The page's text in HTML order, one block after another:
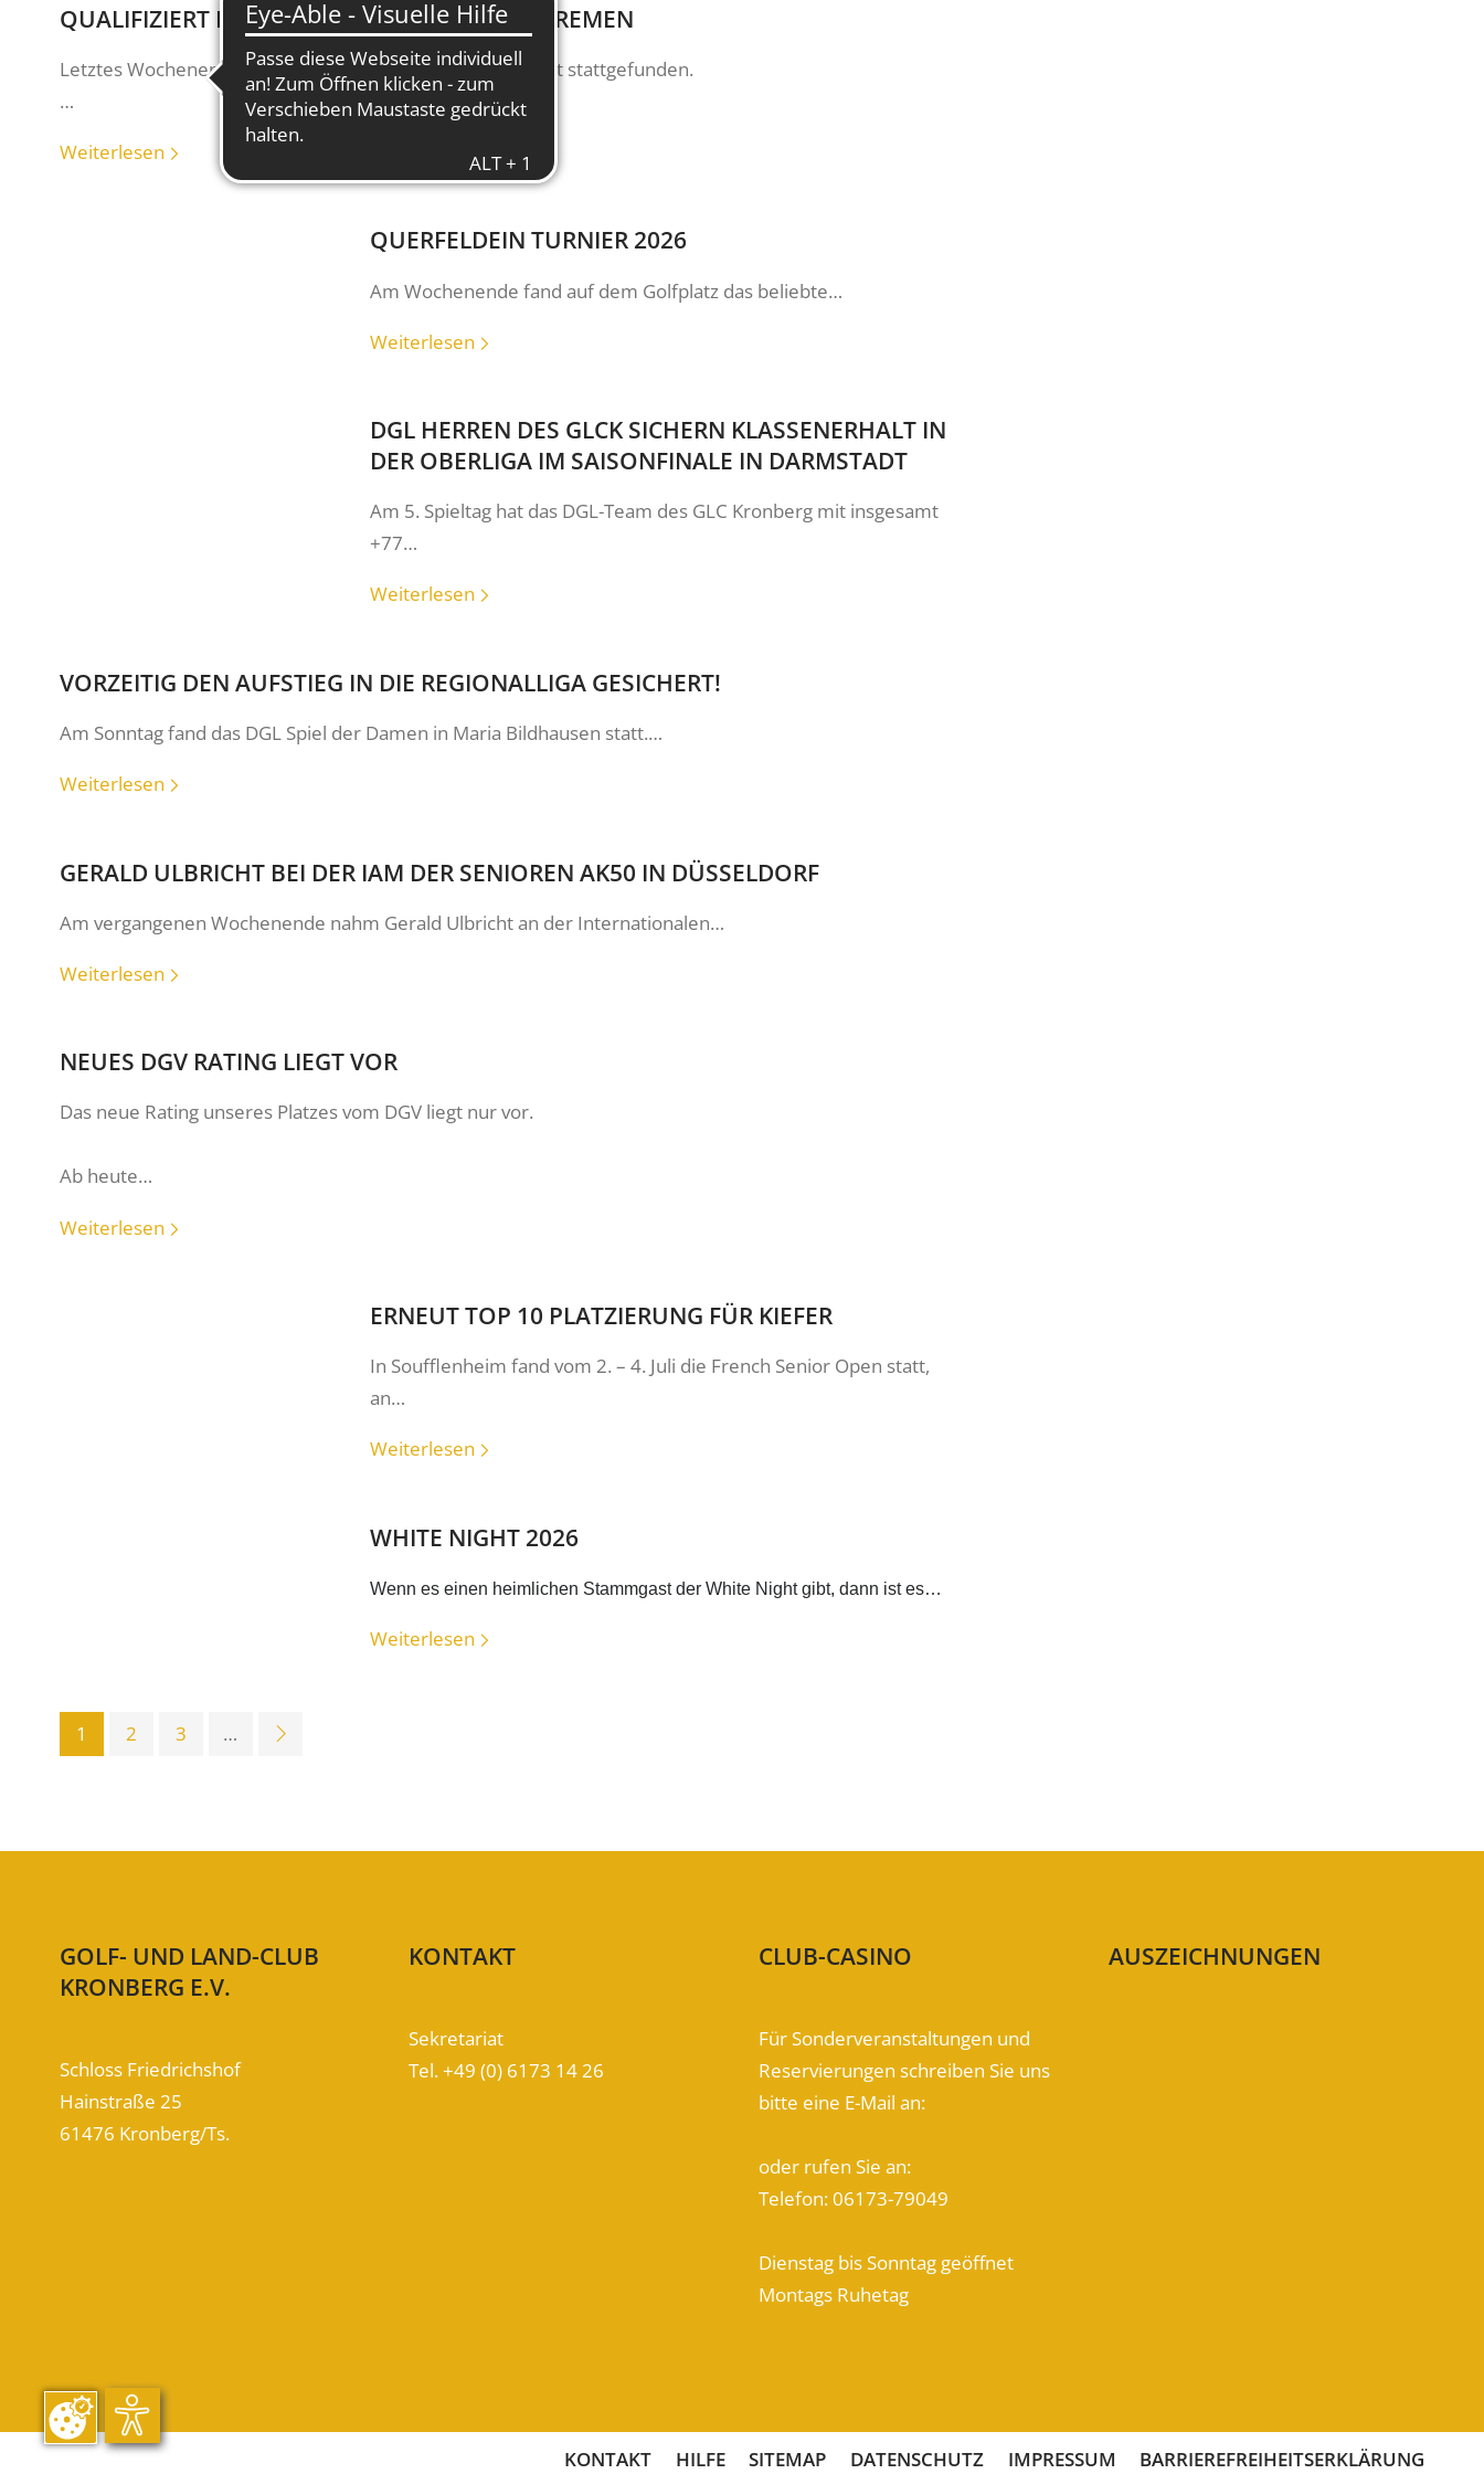
QUALIFIZIERT FÜR DAS DM AK 14 FINALE IN BREMEN
Letztes Wochenende hatDM-Vorausscheidim GC Spessart stattgefunden.
…
Weiterlesen
QUERFELDEIN TURNIER 2026
Am Wochenende fand auf dem Golfplatz das beliebte…
Weiterlesen
DGL HERREN DES GLCK SICHERN KLASSENERHALT IN
DER OBERLIGA IM SAISONFINALE IN DARMSTADT
Am 5. Spieltag hat das DGL-Team des GLC Kronberg mit insgesamt
+77…
Weiterlesen
VORZEITIG DEN AUFSTIEG IN DIE REGIONALLIGA GESICHERT!
Am Sonntag fand das DGL Spiel der Damen in Maria Bildhausen statt.…
Weiterlesen
GERALD ULBRICHT BEI DER IAM DER SENIOREN AK50 IN DÜSSELDORF
Am vergangenen Wochenende nahm Gerald Ulbricht an der Internationalen…
Weiterlesen
NEUES DGV RATING LIEGT VOR
Das neue Rating unseres Platzes vom DGV liegt nur vor.
Ab heute…
Weiterlesen
ERNEUT TOP 10 PLATZIERUNG FÜR KIEFER
In Soufflenheim fand vom 2. – 4. Juli die French Senior Open statt,
an…
Weiterlesen
WHITE NIGHT 2026
Wenn es einen heimlichen Stammgast der White Night gibt, dann ist es…
Weiterlesen
1 2 3 …
GOLF- UND LAND-CLUB
KRONBERG E.V.
Schloss Friedrichshof
Hainstraße 25
61476 Kronberg/Ts.
KONTAKT
Sekretariat
Tel. +49 (0) 6173 14 26
CLUB-CASINO
Für Sonderveranstaltungen und
Reservierungen schreiben Sie uns
bitte eine E-Mail an:
oder rufen Sie an:
Telefon: 06173-79049
Dienstag bis Sonntag geöffnet
Montags Ruhetag
AUSZEICHNUNGEN
KONTAKT HILFE SITEMAP DATENSCHUTZ IMPRESSUM BARRIEREFREIHEITSERKLÄRUNG